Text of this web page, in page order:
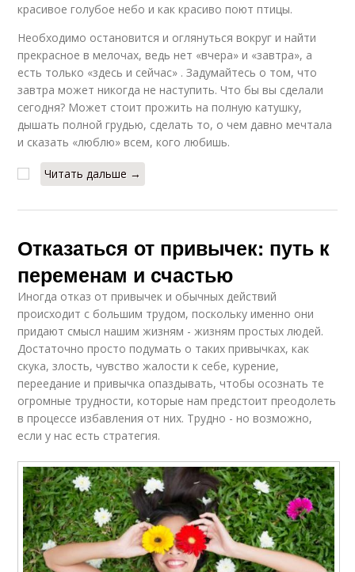
красивое голубое небо и как красиво поют птицы.
Необходимо остановится и оглянуться вокруг и найти
прекрасное в мелочах, ведь нет «вчера» и «завтра», а
есть только «здесь и сейчас» . Задумайтесь о том, что
завтра может никогда не наступить. Что бы вы сделали
сегодня? Может стоит прожить на полную катушку,
дышать полной грудью, сделать то, о чем давно мечтала
и сказать «люблю» всем, кого любишь.
Читать дальше →
Отказаться от привычек: путь к
переменам и счастью
Иногда отказ от привычек и обычных действий
происходит с большим трудом, поскольку именно они
придают смысл нашим жизням - жизням простых людей.
Достаточно просто подумать о таких привычках, как
скука, злость, чувство жалости к себе, курение,
переедание и привычка опаздывать, чтобы осознать те
огромные трудности, которые нам предстоит преодолеть
в процессе избавления от них. Трудно - но возможно,
если у нас есть стратегия.